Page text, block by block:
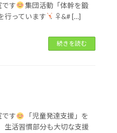
です
集団活動「体幹を鍛
行っています ‍♀&# […]
続きを読む
です
「児童発達支援」を
生活習慣部分も大切な支援